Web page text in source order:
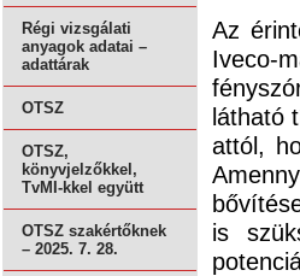
Régi vizsgálati
anyagok adatai –
adattárak
OTSZ
OTSZ,
könyvjelzőkkel,
TvMI-kkel együtt
OTSZ szakértőknek
– 2025. 7. 28.
Az
látható
attól,
is